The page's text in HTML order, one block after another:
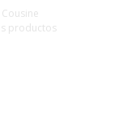
productos